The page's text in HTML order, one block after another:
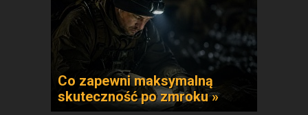
Co zapewni maksymalną
skuteczność po zmroku »